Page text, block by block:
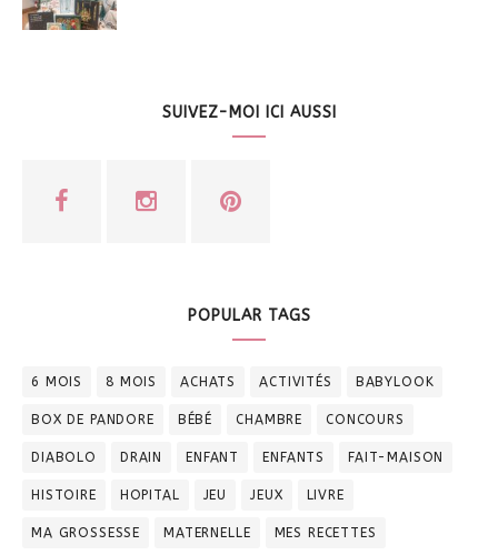
SUIVEZ-MOI ICI AUSSI
POPULAR TAGS
6 MOIS 8 MOIS ACHATS ACTIVITÉS BABYLOOK
BOX DE PANDORE BÉBÉ CHAMBRE CONCOURS
DIABOLO DRAIN ENFANT ENFANTS FAIT-MAISON
HISTOIRE HOPITAL JEU JEUX LIVRE
MA GROSSESSE MATERNELLE MES RECETTES